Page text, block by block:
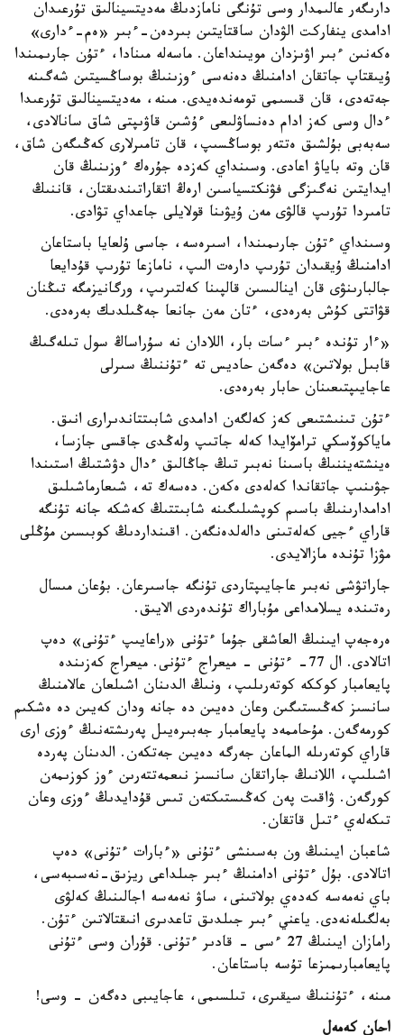
دارىگەر عالىمدار وسى تۇنگى نامازدىڭ مەديتسينالىق تۇرعىدان
ادامدى ينفاركت الۋدان ساقتايتىن بىردەن-ءبىر «ەم-ءدارى»
ەكەنىن ءبىر اۋىزدان مويىنداعان. ماسەلە مىنادا، ءتۇن جارىمىندا
ۇيىقتاپ جاتقان ادامنىڭ دەنەسى ءوزىنىڭ بوساڭسيتىن شەگىنە
جەتەدى، قان قىسىمى تومەندەيدى. مىنە، مەديتسينالىق تۇرعىدا
ءدال وسى كەز ادام دەنساۋلىعى ءۇشىن قاۋىپتى شاق سانالادى،
سەبەبى بۇلشىق ەتتەر بوساڭسىپ، قان تامىرلارى كەڭىگەن شاق،
قان وتە باياۋ اعادى. وسىنداي كەزدە جۇرەك ءوزىنىڭ قان
ايدايتىن نەگىزگى فۋنكتسياسىن ارەڭ اتقاراتىندىقتان، قاننىڭ
تامىردا تۇرىپ قالۋى مەن ۇيۋىنا قولايلى جاعداي تۋادى.
وسىنداي ءتۇن جارىمىندا، اسىرەسە، جاسى ۇلعايا باستاعان
ادامنىڭ ۇيقىدان تۇرىپ دارەت الىپ، نامازعا تۇرىپ قۇدايعا
جالبارىنۋى قان اينالىسىن قالپىنا كەلتىرىپ، ورگانيزمگە تىڭنان
قۋاتتى كۇش بەرەدى، ءتان مەن جانعا جەڭىلدىك بەرەدى.
«ءار تۇندە ءبىر ءسات بار، اللادان نە سۇراساڭ سول تىلەگىڭ
قابىل بولاتىن» دەگەن حاديس تە ءتۇننىڭ سىرلى
عاجايىپتىعىنان حابار بەرەدى.
ءتۇن تىنىشتىعى كەز كەلگەن ادامدى شابىتتاندىرارى انىق.
ماياكوۆسكي ترامۆايدا كەلە جاتىپ ولەڭدى جاقسى جازسا،
ەينشتەيننىڭ باسىنا نەبىر تىڭ جاڭالىق ءدال دۋشتىڭ استىندا
جۋىنىپ جاتقاندا كەلەدى ەكەن. دەسەك تە، شىعارماشىلىق
ادامدارىنىڭ باسىم كوپشىلىگىنە شابىتتىڭ كەشكە جانە تۇنگە
قاراي ءجيى كەلەتىنى دالەلدەنگەن. اقىنداردىڭ كوبىسىن مۇڭلى
مۋزا تۇندە مازالايدى.
جاراتۋشى نەبىر عاجايىپتاردى تۇنگە جاسىرعان. بۇعان مىسال
رەتىندە يسلامداعى مۇباراك تۇندەردى الايىق.
ەرەجەپ ايىنىڭ العاشقى جۇما ءتۇنى «راعايىپ ءتۇنى» دەپ
اتالادى. ال 77- ءتۇنى - ميعراج ءتۇنى. ميعراج كەزىندە
پايعامبار كوككە كوتەرىلىپ، ونىڭ الدىنان اشىلعان عالامنىڭ
سانسىز كەڭىستىگىن وعان دەيىن دە جانە ودان كەيىن دە ەشكىم
كورمەگەن. مۇحاممەد پايعامبار جەبىرەيىل پەرىشتەنىڭ ءوزى ارى
قاراي كوتەرىلە الماعان جەرگە دەيىن جەتكەن. الدىنان پەردە
اشىلىپ، اللانىڭ جاراتقان سانسىز نىعمەتتەرىن ءوز كوزىمەن
كورگەن. ۋاقىت پەن كەڭىستىكتەن تىس قۇدايدىڭ ءوزى وعان
تىكەلەي ءتىل قاتقان.
شاعبان ايىنىڭ ون بەسىنشى ءتۇنى «ءبارات ءتۇنى» دەپ
اتالادى. بۇل ءتۇنى ادامنىڭ ءبىر جىلداعى ريزىق-نەسىبەسى،
باي نەمەسە كەدەي بولاتىنى، ساۋ نەمەسە اجالىنىڭ كەلۋى
بەلگىلەنەدى. ياعني ءبىر جىلدىق تاعدىرى انىقتالاتىن ءتۇن.
رامازان ايىنىڭ 27 ءسى - قادىر ءتۇنى. قۇران وسى ءتۇنى
پايعامبارىمىزعا تۇسە باستاعان.
مىنە، ءتۇننىڭ سيقىرى، تىلسىمى، عاجايىبى دەگەن - وسى!
احان كەمەل